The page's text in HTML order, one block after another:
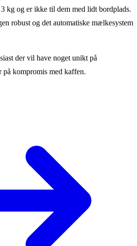
kg og er ikke til dem med lidt bordplads.
robust og det automatiske mælkesystem
der vil have noget unikt på
kompromis med kaffen.